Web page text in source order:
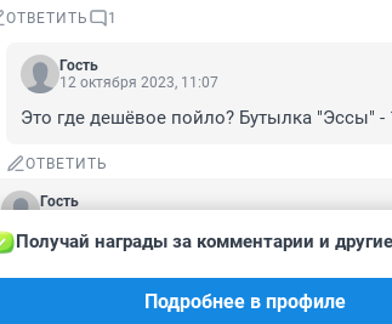
ОТВЕТИТЬ 1
Гость
12 октября 2023, 11:07
Это где дешёвое пойло? Бутылка "Эссы" -
ОТВЕТИТЬ
Гость
Решили равняться на Китай, тогда
начала введите. И если будет
народа можно говорить
Получай награды за комментарии и
Подробнее в профиле